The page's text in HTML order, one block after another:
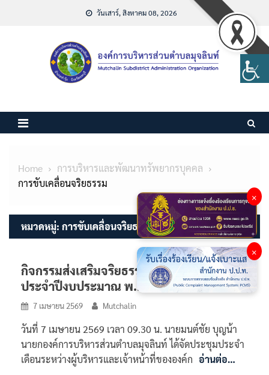
วันเสาร์, สิงหาคม 08, 2026
Home
การบริหารและพัฒนาทรัพยากรบุคคล
การขับเคลื่อนจริยธรรม
หมวดหมู่: การขับเคลื่อนจริยธรรม
กิจกรรมส่งเสริมจริยธรรมของหน่วยงาน
ประจำปีงบประมาณ พ.ศ.2569
7 เมษายน 2569 Mutchalin
วันที่ 7 เมษายน 2569 เวลา 09.30 น. นายมนต์ชัย บุญน้า
นายกองค์การบริหารส่วนตำบลมุจลินท์ ได้จัดประชุมประจำ
เดือนระหว่างผู้บริหารและเจ้าหน้าที่ขององค์ก อ่านต่อ…
×
×